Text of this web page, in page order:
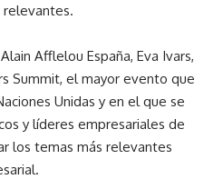
relevantes.
Afflelou España, Eva Ivars,
Summit, el mayor evento que
Unidas y en el que se
y líderes empresariales de
los temas más relevantes